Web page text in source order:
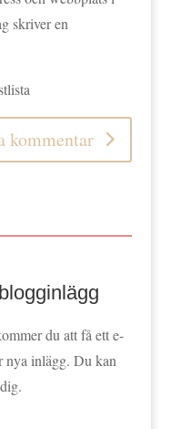
skriver en
kommentar
du att få ett e-
nya inlägg. Du kan